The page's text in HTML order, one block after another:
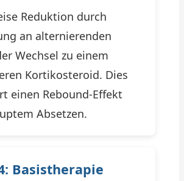
Reduktion durch
an alternierenden
Wechsel zu einem
Kortikosteroid. Dies
einen Rebound-Effekt
Absetzen.
Basistherapie